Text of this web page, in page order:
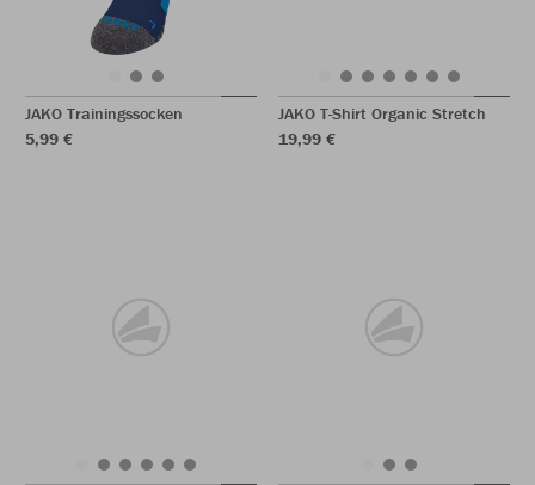
JAKO Trainingssocken
5,99 €
JAKO T-Shirt Organic Stretch
19,99 €